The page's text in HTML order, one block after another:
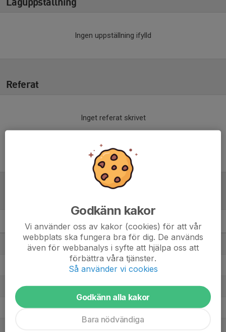
Ingen uppställning ifylld
Referat
Inget referat skrivet
P 15-19 grön östra M +/-
1. Hammarö FK 2011 9 22
8
3. Storfors FF 2010 9 19
4. Nordmarks IF 2011 9 -4
Godkänn kakor
Vi använder oss av kakor (cookies) för att vår
webbplats ska fungera bra för dig. De används
även för webbanalys i syfte att hjälpa oss att
förbättra våra tjänster.
Så använder vi cookies
Godkänn alla kakor
Bara nödvändiga